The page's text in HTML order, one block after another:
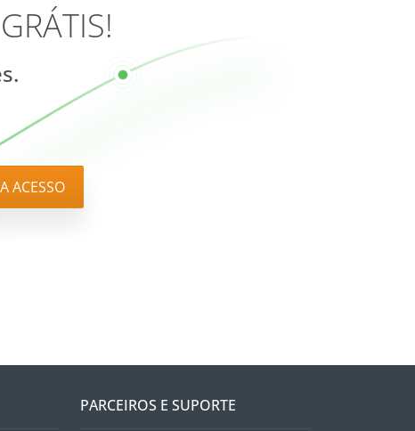
ACESSO
PARCEIROS E SUPORTE